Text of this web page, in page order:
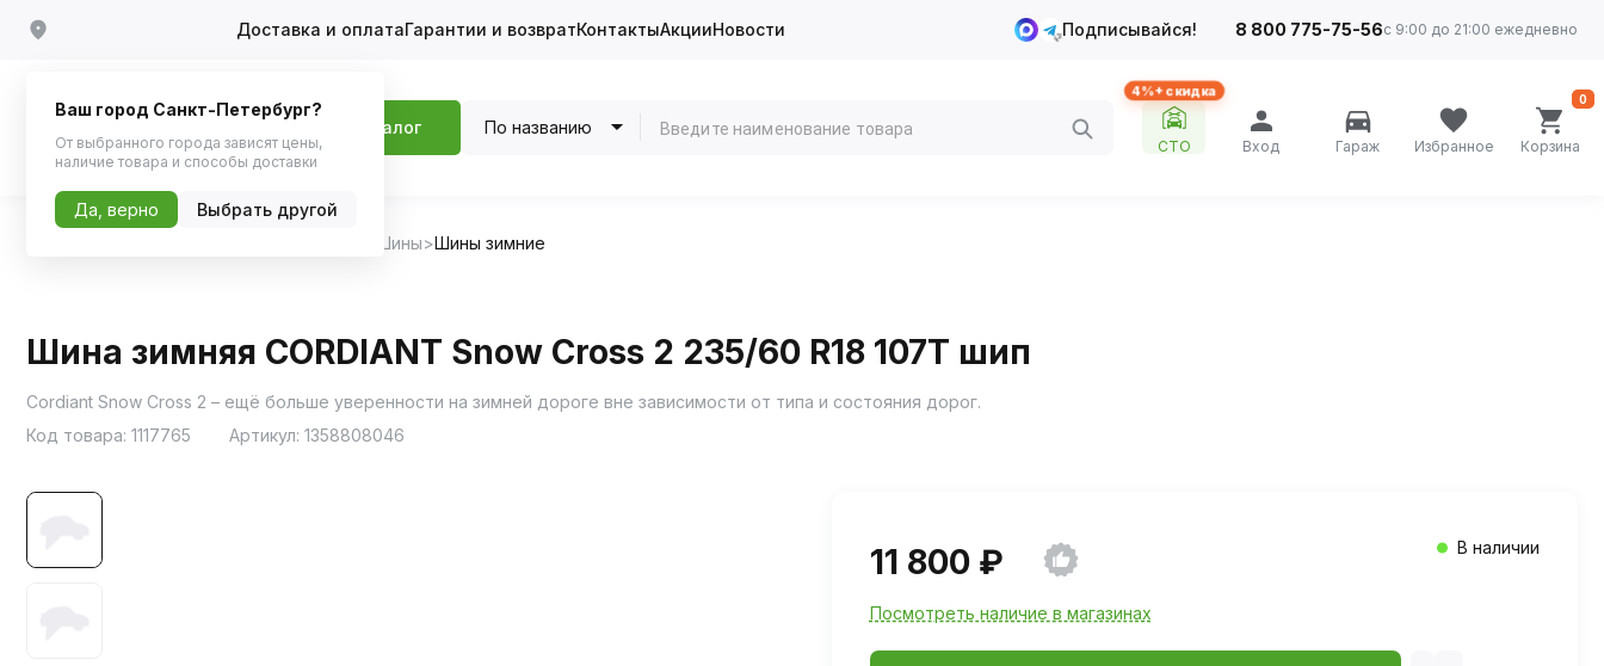
Доставка и оплатаГарантии и возвратКонтактыАкцииНовости Подписывайся! 8 800 775-75-56с 9:00 до 21:00 ежедневно
Каталог По названию
4%+ скидка
СТО Вход Гараж Избранное Корзина
0
Шины Шины зимние
Шина зимняя CORDIANT Snow Cross 2 235/60 R18 107T шип
Cordiant Snow Cross 2 – ещё больше уверенности на зимней дороге вне зависимости от типа и состояния дорог.
Код товара: 1117765 Артикул: 1358808046
11 800 ₽ В наличии
Посмотреть наличие в магазинах
Ваш город Санкт-Петербург?
От выбранного города зависят цены,
наличие товара и способы доставки
Да, верно Выбрать другой